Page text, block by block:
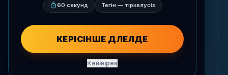
60 секунд Тегін — тіркелусіз
КЕРІСІНШЕ ДӘЛЕЛДЕ
Кейінірек